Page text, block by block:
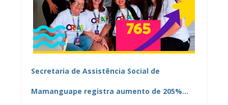
Secretaria de Assistência Social de
Mamanguape registra aumento de 205%